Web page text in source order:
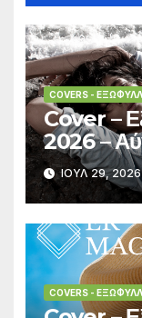
COVERS -
Cover –
2026 –
ΙΟΎΛ 29,
COVERS -